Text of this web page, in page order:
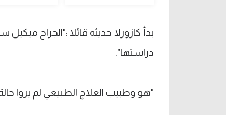
بدأ كازورلا حديثه قائلا :"الجراح
دراستها".
"هو وطبيب العلاج الطبيعي لم يروا